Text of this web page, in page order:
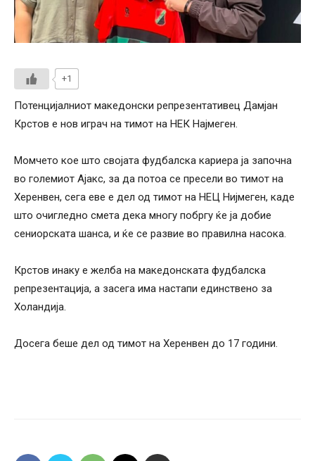
+1
Потенцијалниот македонски репрезентативец Дамјан
Крстов е нов играч на тимот на НЕК Најмеген.
Момчето кое што својата фудбалска кариера ја започна
во големиот Ајакс, за да потоа се пресели во тимот на
Херенвен, сега еве е дел од тимот на НЕЦ Нијмеген, каде
што очигледно смета дека многу побргу ќе ја добие
сениорската шанса, и ќе се развие во правилна насока.
Крстов инаку е желба на македонската фудбалска
репрезентација, а засега има настапи единствено за
Холандија.
Досега беше дел од тимот на Херенвен до 17 години.